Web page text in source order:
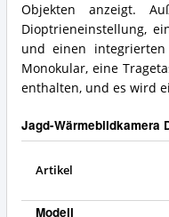
Objekten anzeigt.
Dioptrieneinstellung,
und einen
Monokular, eine
enthalten, und es wird
Jagd-Wärmebildkamera
Artikel
Modell